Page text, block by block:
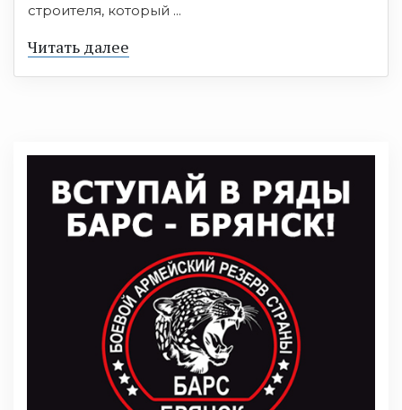
строителя, который ...
Читать далее